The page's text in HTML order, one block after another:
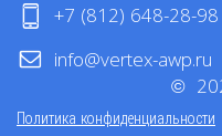
+7 (812) 648-28-98
info@vertex-awp.ru
Политика конфиденциальности
©